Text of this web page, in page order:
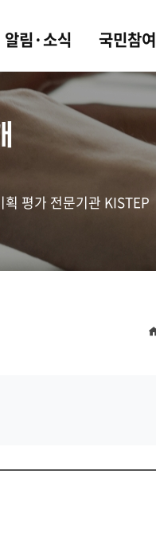
알림·소식 국민참여
평가 전문기관 KISTEP